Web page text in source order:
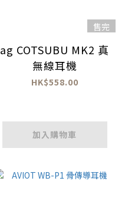
售完
ag COTSUBU MK2 真
無線耳機
HK$558.00
加入購物車